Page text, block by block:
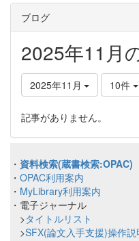
ブログ
2025年11月
2025年11月 10件
記事がありません。
・ 資料検索(蔵書検索:OPAC)
・ OPAC利用案内
・ MyLibrary利用案内
・電子ジャーナル
>タイトルリスト
>SFX(論文入手支援)操作説